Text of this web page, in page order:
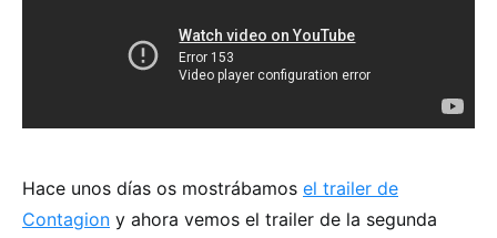
Hace unos días os mostrábamos el trailer de
Contagion y ahora vemos el trailer de la segunda